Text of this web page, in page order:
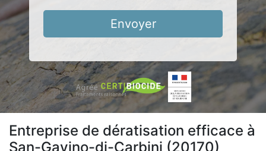
Envoyer
Entreprise de dératisation efficace à
San-Gavino-di-Carbini (20170)